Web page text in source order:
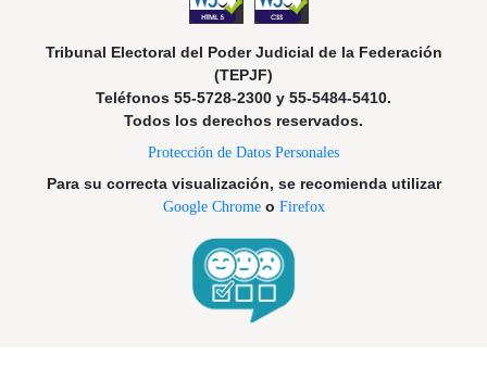
Tribunal Electoral del Poder Judicial de la Federación
(TEPJF)
Teléfonos 55-5728-2300 y 55-5484-5410.
Todos los derechos reservados.
Protección de Datos Personales
Para su correcta visualización, se recomienda utilizar
Google Chromeo Firefox